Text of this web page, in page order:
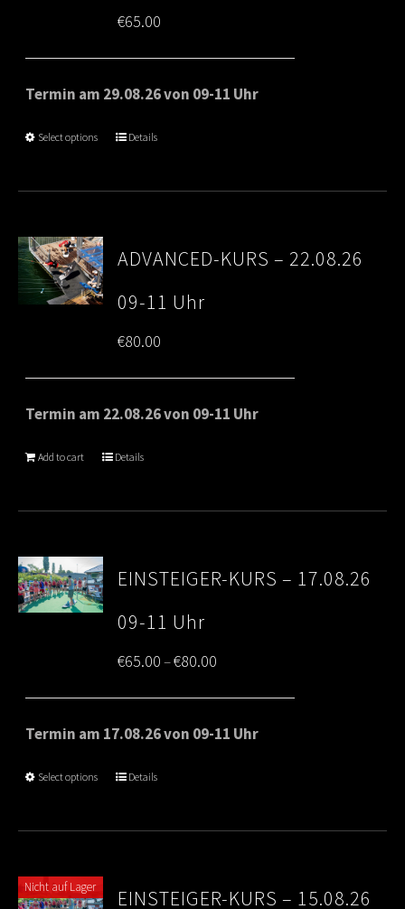
€65.00
Termin am 29.08.26 von 09-11 Uhr
Select options Details
ADVANCED-KURS – 22.08.26
09-11 Uhr
€80.00
Termin am 22.08.26 von 09-11 Uhr
Add to cart Details
EINSTEIGER-KURS – 17.08.26
09-11 Uhr
€65.00–€80.00
range:
€65.00
Termin am 17.08.26 von 09-11 Uhr
Select options Details
Nicht auf Lager EINSTEIGER-KURS – 15.08.26